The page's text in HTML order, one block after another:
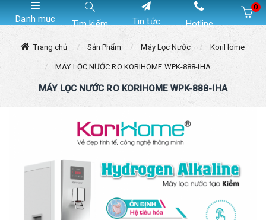
Danh mục Tìm kiếm Tin tức Hotline
0
Trang chủ Sản Phẩm Máy Lọc Nước KoriHome
MÁY LỌC NƯỚC RO KORIHOME WPK-888-IHA
MÁY LỌC NƯỚC RO KORIHOME WPK-888-IHA